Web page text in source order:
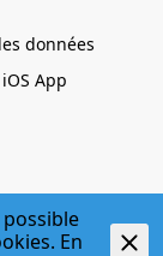
données
iOS App
En